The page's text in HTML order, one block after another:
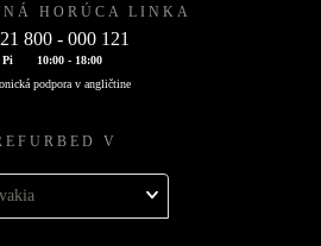
HORÚCA LINKA
800 - 000 121
Pi
10:00 - 18:00
podpora v angličtine
V